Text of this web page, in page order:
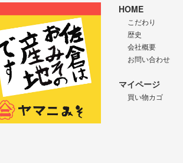
HOME
こだわり
歴史
会社概要
お問い合わせ
マイページ
買い物カゴ